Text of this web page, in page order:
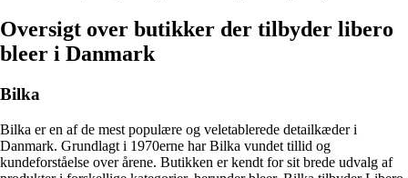
Oversigt over butikker der tilbyder libero
bleer i Danmark
Bilka
Bilka er en af de mest populære og veletablerede detailkæder i
Danmark. Grundlagt i 1970erne har Bilka vundet tillid og
kundeforståelse over årene. Butikken er kendt for sit brede udvalg af